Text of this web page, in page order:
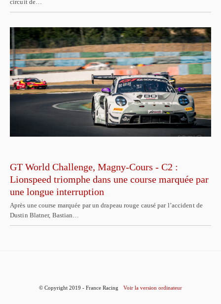
circuit de…
GT World Challenge, Magny-Cours - C2 :
Lionspeed triomphe dans une course marquée par
une longue interruption
Après une course marquée par un drapeau rouge causé par l’accident de
Dustin Blatner, Bastian…
© Copyright 2019 - France Racing Voir la version ordinateur